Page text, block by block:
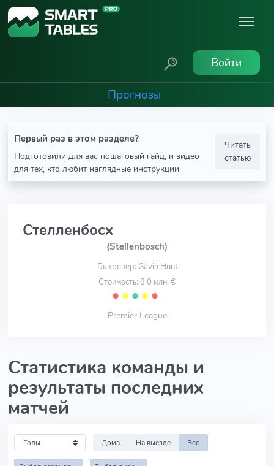
Войти
Прогнозы
Первый раз в этом разделе?
Подготовили для вас пошаговый гайд, и видео
для тех, кто любит наглядные инструкции
Читать
статью
Стелленбосх
(Stellenbosch)
Гл. тренер: Gavin Hunt
Стоимость: 8.0 млн. €
⬤ ⬤ ⬤ ⬤ ⬤
Premier League
Статистика команды и
результаты последних
матчей
Дома На выезде Все